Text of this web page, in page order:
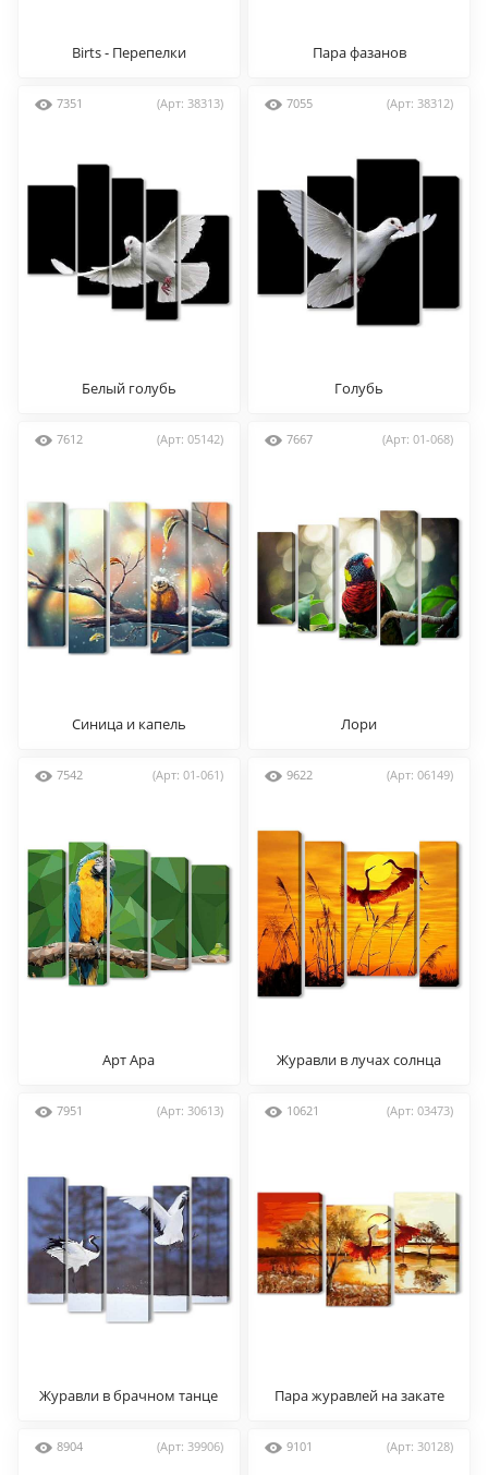
Birts - Перепелки Пара фазанов
7351 (Арт: 38313)
Белый голубь
7055 (Арт: 38312)
Голубь
7612 (Арт: 05142)
Синица и капель
7667 (Арт: 01-068)
Лори
7542 (Арт: 01-061)
Арт Ара
9622 (Арт: 06149)
Журавли в лучах солнца
7951 (Арт: 30613)
Журавли в брачном танце
10621 (Арт: 03473)
Пара журавлей на закате
8904 (Арт: 39906) 9101 (Арт: 30128)